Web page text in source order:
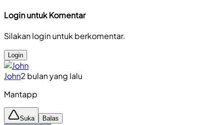
Login untuk Komentar
Silakan login untuk berkomentar.
Login
John2 bulan yang lalu
Mantapp
Suka Balas